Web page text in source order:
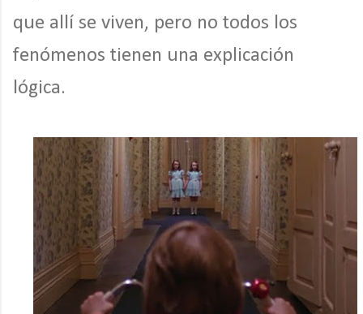
que allí se viven, pero no todos los
fenómenos tienen una explicación
lógica.